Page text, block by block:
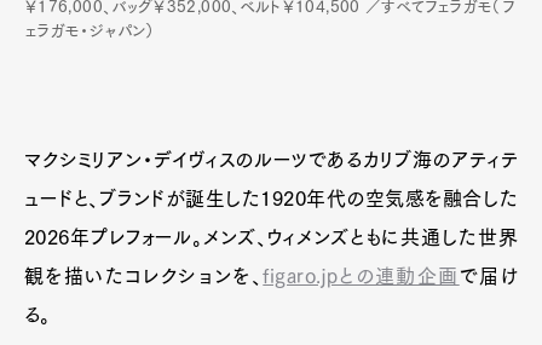
￥176,000、バッグ￥352,000、ベルト￥104,500 ／すべてフェラガモ（フ
ェラガモ・ジャパン）
マクシミリアン・デイヴィスのルーツであるカリブ海のアティテ
ュードと、ブランドが誕生した1920年代の空気感を融合した
2026年プレフォール。メンズ、ウィメンズともに共通した世界
観を描いたコレクションを、figaro.jpとの連動企画 で届け
る。